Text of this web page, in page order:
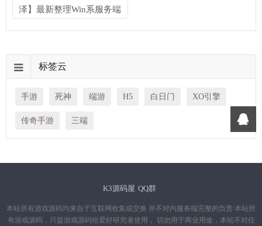
泽】最新整理Win系服务端
标签云
手游 死神 端游 H5 白日门 XO引擎
传奇手游 三端
K3源码屋 QQ群
本站所有游戏源码均来自于互联网收集或交换 并不对内服务端完整的负责 本站所
有游戏源码，只提游戏源码给爱好研究者使用， 切勿用于商业用途，本站不对任